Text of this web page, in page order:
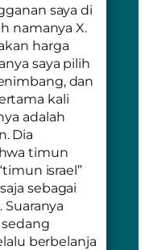
saya di
namanya X.
harga
saya pilih
dan
kali
adalah
Dia
timun
israel”
sebagai
berbelanja